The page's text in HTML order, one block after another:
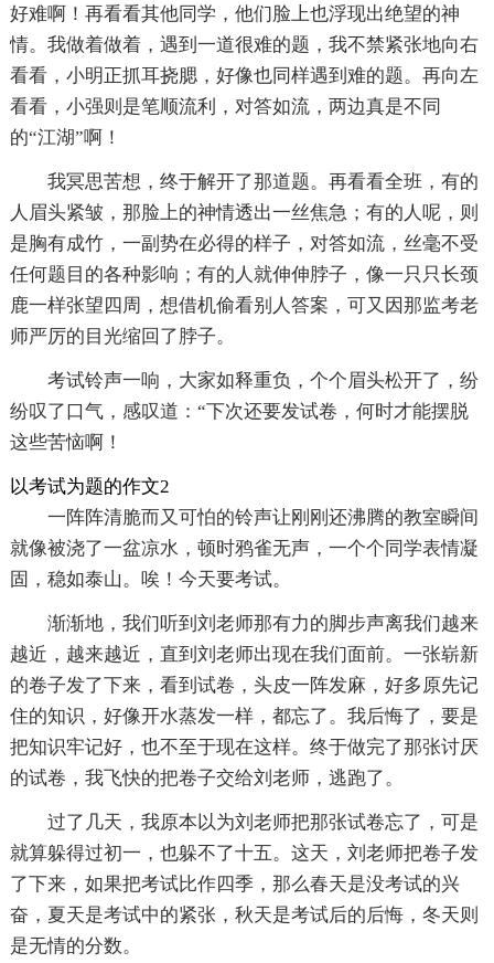
好难啊！再看看其他同学，他们脸上也浮现出绝望的神
情。我做着做着，遇到一道很难的题，我不禁紧张地向右
看看，小明正抓耳挠腮，好像也同样遇到难的题。再向左
看看，小强则是笔顺流利，对答如流，两边真是不同
的“江湖”啊！
我冥思苦想，终于解开了那道题。再看看全班，有的
人眉头紧皱，那脸上的神情透出一丝焦急；有的人呢，则
是胸有成竹，一副势在必得的样子，对答如流，丝毫不受
任何题目的各种影响；有的人就伸伸脖子，像一只只长颈
鹿一样张望四周，想借机偷看别人答案，可又因那监考老
师严厉的目光缩回了脖子。
考试铃声一响，大家如释重负，个个眉头松开了，纷
纷叹了口气，感叹道：“下次还要发试卷，何时才能摆脱
这些苦恼啊！
以考试为题的作文2
一阵阵清脆而又可怕的铃声让刚刚还沸腾的教室瞬间
就像被浇了一盆凉水，顿时鸦雀无声，一个个同学表情凝
固，稳如泰山。唉！今天要考试。
渐渐地，我们听到刘老师那有力的脚步声离我们越来
越近，越来越近，直到刘老师出现在我们面前。一张崭新
的卷子发了下来，看到试卷，头皮一阵发麻，好多原先记
住的知识，好像开水蒸发一样，都忘了。我后悔了，要是
把知识牢记好，也不至于现在这样。终于做完了那张讨厌
的试卷，我飞快的把卷子交给刘老师，逃跑了。
过了几天，我原本以为刘老师把那张试卷忘了，可是
就算躲得过初一，也躲不了十五。这天，刘老师把卷子发
了下来，如果把考试比作四季，那么春天是没考试的兴
奋，夏天是考试中的紧张，秋天是考试后的后悔，冬天则
是无情的分数。